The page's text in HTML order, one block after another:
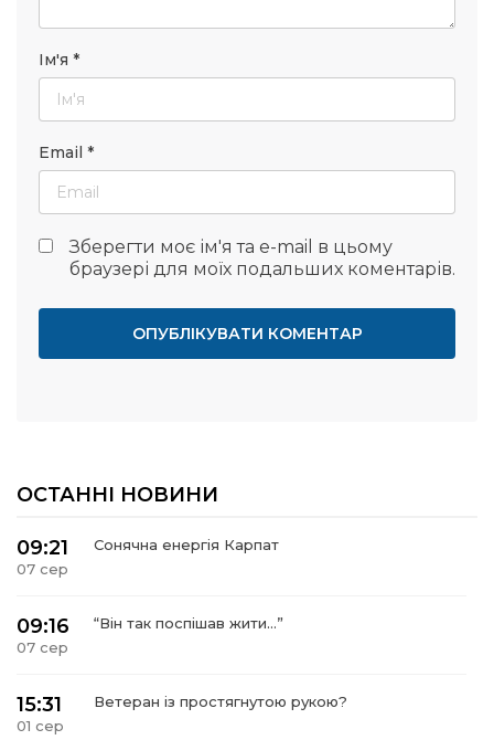
Ім'я *
Email *
Зберегти моє ім'я та e-mail в цьому
браузері для моїх подальших коментарів.
ОСТАННІ НОВИНИ
09:21
07 сер
Сонячна енергія Карпат
09:16
07 сер
“Він так поспішав жити…”
15:31
01 сер
Ветеран із простягнутою рукою?